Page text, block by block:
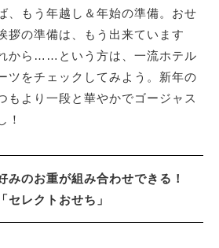
、もう年越し＆年始の準備。おせ
拶の準備は、もう出来ています
から……という方は、一流ホテル
ツをチェックしてみよう。新年の
もより一段と華やかでゴージャス
！
みのお重が組み合わせできる！
セレクトおせち」